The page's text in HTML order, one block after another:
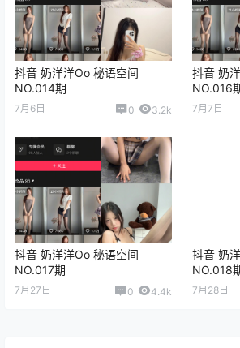
抖音 奶洋洋Oo 秘语空间
NO.014期
7月6日 0 3.2k
抖音 奶
NO.016
7月7日
抖音 奶洋洋Oo 秘语空间
NO.017期
7月27日 0 4.4k
抖音 奶
NO.018
7月28日